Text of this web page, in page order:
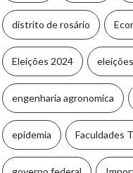
distrito de rosário
Eleições 2024
engenharia agronomica
epidemia Faculdades